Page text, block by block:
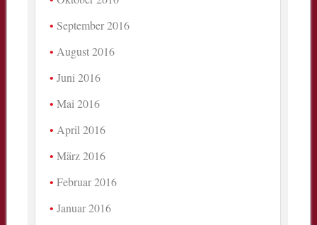
September 2016
August 2016
Juni 2016
Mai 2016
April 2016
März 2016
Februar 2016
Januar 2016